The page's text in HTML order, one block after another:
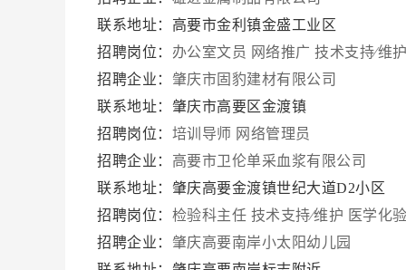
联系地址：高要市金利镇金盛工业区
招聘岗位： 办公室文员 网络推广 技术支持∕维护
招聘企业： 肇庆市固豹建材有限公司
联系地址：肇庆市高要区金渡镇
招聘岗位： 培训导师 网络管理员
招聘企业： 高要市卫伦单采血浆有限公司
联系地址：肇庆高要金渡镇世纪大道D2小区
招聘岗位： 检验科主任 技术支持∕维护 医学化验
招聘企业： 肇庆高要南岸小太阳幼儿园